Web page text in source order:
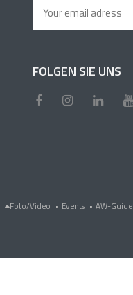
FOLGEN SIE UNS
Foto/Video • Events • AW-Guide